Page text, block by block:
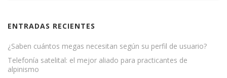
ENTRADAS RECIENTES
¿Saben cuántos megas necesitan según su perfil de usuario?
Telefonía satelital: el mejor aliado para practicantes de
alpinismo